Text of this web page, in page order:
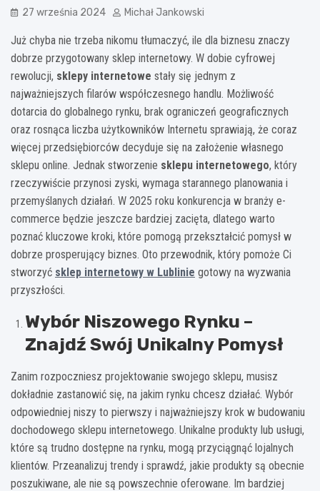
27 września 2024 Michał Jankowski
Już chyba nie trzeba nikomu tłumaczyć, ile dla biznesu znaczy
dobrze przygotowany sklep internetowy. W dobie cyfrowej
rewolucji, sklepy internetowe stały się jednym z
najważniejszych filarów współczesnego handlu. Możliwość
dotarcia do globalnego rynku, brak ograniczeń geograficznych
oraz rosnąca liczba użytkowników Internetu sprawiają, że coraz
więcej przedsiębiorców decyduje się na założenie własnego
sklepu online. Jednak stworzenie sklepu internetowego, który
rzeczywiście przynosi zyski, wymaga starannego planowania i
przemyślanych działań. W 2025 roku konkurencja w branży e-
commerce będzie jeszcze bardziej zacięta, dlatego warto
poznać kluczowe kroki, które pomogą przekształcić pomysł w
dobrze prosperujący biznes. Oto przewodnik, który pomoże Ci
stworzyć sklep internetowy w Lublinie gotowy na wyzwania
przyszłości.
Wybór Niszowego Rynku –
Znajdź Swój Unikalny Pomysł
Zanim rozpoczniesz projektowanie swojego sklepu, musisz
dokładnie zastanowić się, na jakim rynku chcesz działać. Wybór
odpowiedniej niszy to pierwszy i najważniejszy krok w budowaniu
dochodowego sklepu internetowego. Unikalne produkty lub usługi,
które są trudno dostępne na rynku, mogą przyciągnąć lojalnych
klientów. Przeanalizuj trendy i sprawdź, jakie produkty są obecnie
poszukiwane, ale nie są powszechnie oferowane. Im bardziej